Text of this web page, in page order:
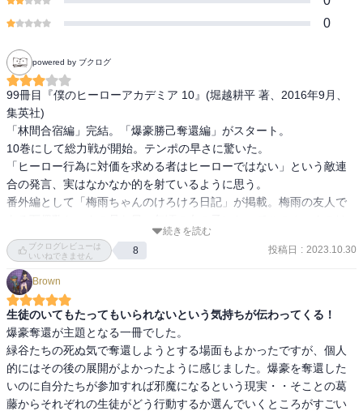
0
powered by ブクログ
99冊目『僕のヒーローアカデミア 10』(堀越耕平 著、2016年9月、
集英社)
「林間合宿編」完結。「爆豪勝己奪還編」がスタート。
10巻にして総力戦が開始。テンポの早さに驚いた。
「ヒーロー行為に対価を求める者はヒーローではない」という敵連
合の発言、実はなかなか的を射ているように思う。
番外編として「梅雨ちゃんのけろけろ日記」が掲載。梅雨の友人で
呪いみたいなもんなんじゃないだろうか…。
記者の中に両さんを発見！
〈僕がいる〉
続きを読む
ブクログレビューは
いいねできません
8 投稿日 : 2023.10.30
Brown
生徒のいてもたってもいられないという気持ちが伝わってくる！
爆豪奪還が主題となる一冊でした。
緑谷たちの死ぬ気で奪還しようとする場面もよかったですが、個人
的にはその後の展開がよかったように感じました。爆豪を奪還した
いのに自分たちが参加すれば邪魔になるという現実・・そことの葛
藤からそれぞれの生徒がどう行動するか選んでいくところがすごい